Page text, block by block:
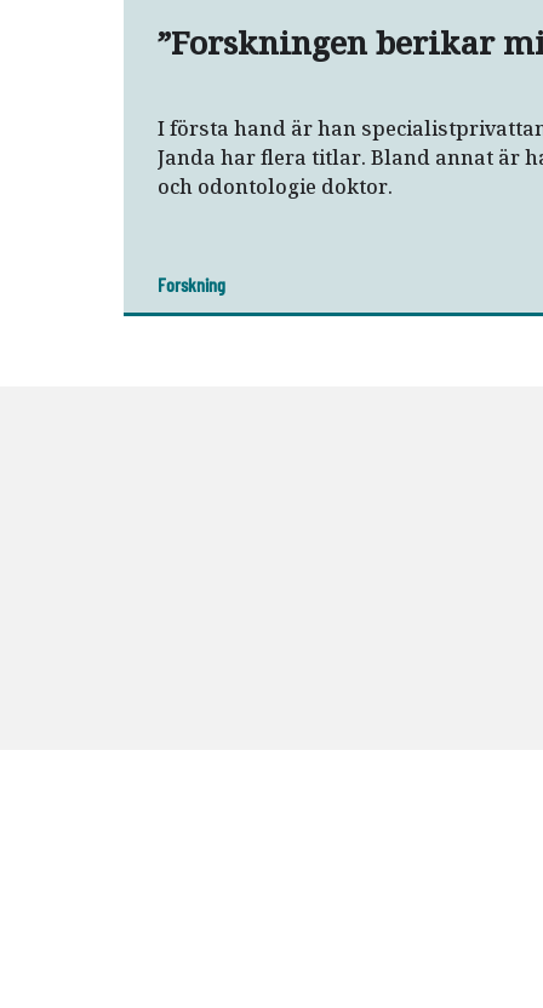
”Forskningen berikar
I första hand är han
Janda har flera titlar. Bland annat är
och odontologie doktor.
Forskning